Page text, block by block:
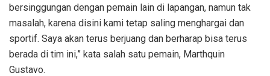
bersinggungan dengan pemain lain di lapangan, namun tak
masalah, karena disini kami tetap saling menghargai dan
sportif. Saya akan terus berjuang dan berharap bisa terus
berada di tim ini,” kata salah satu pemain, Marthquin
Gustavo.